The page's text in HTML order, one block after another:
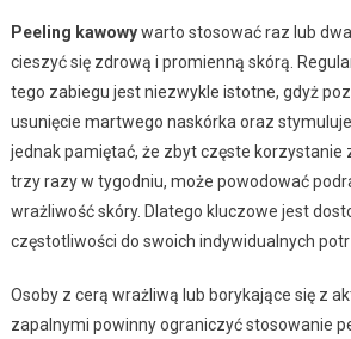
Peeling kawowywarto stosować raz lub
cieszyć się zdrową i promienną skórą.
tego zabiegu jest niezwykle istotne, gdyż
usunięcie martwego naskórka oraz
jednak pamiętać, że zbyt częste korzystanie
trzy razy w tygodniu, może powodować
wrażliwość skóry. Dlatego kluczowe jest
częstotliwości do swoich indywidualnych
Osoby z cerą wrażliwą lub borykające się z
zapalnymi powinny ograniczyć stosowanie